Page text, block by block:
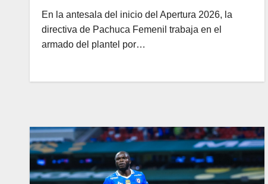
En la antesala del inicio del Apertura 2026, la
directiva de Pachuca Femenil trabaja en el
armado del plantel por…